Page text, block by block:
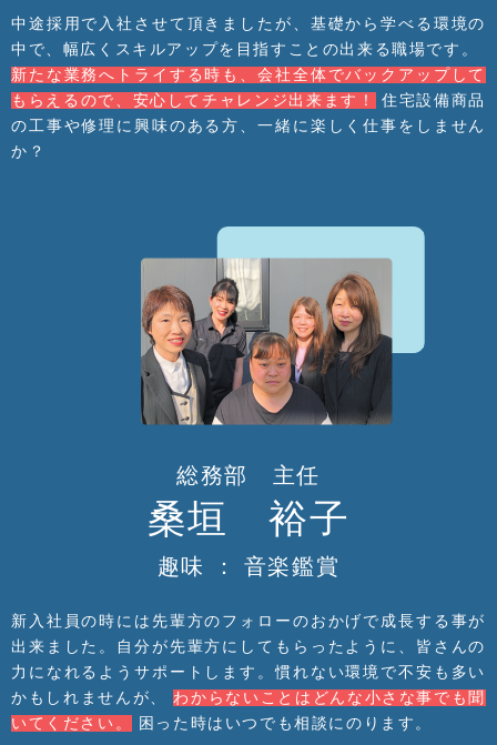
中途採用で入社させて頂きましたが、基礎から学べる環境の
中で、幅広くスキルアップを目指すことの出来る職場です。
新たな業務へトライする時も、会社全体でバックアップして
もらえるので、安心してチャレンジ出来ます！
住宅設備商品
の工事や修理に興味のある方、一緒に楽しく仕事をしません
か？
総務部 主任
桑垣 裕子
趣味 ： 音楽鑑賞
新入社員の時には先輩方のフォローのおかげで成長する事が
出来ました。自分が先輩方にしてもらったように、皆さんの
力になれるようサポートします。慣れない環境で不安も多い
かもしれませんが、 わからないことはどんな小さな事でも聞
いてください。
困った時はいつでも相談にのります。